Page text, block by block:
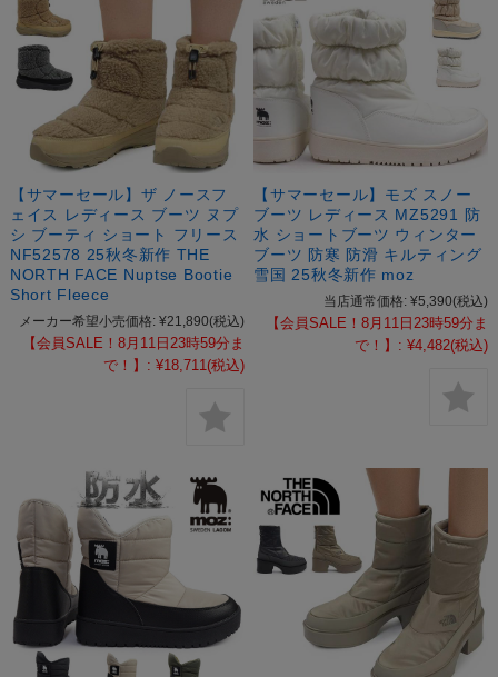
【サマーセール】ザ ノースフ
ェイス レディース ブーツ ヌプ
シ ブーティ ショート フリース
NF52578 25秋冬新作 THE
NORTH FACE Nuptse Bootie
Short Fleece
メーカー希望小売価格: ¥21,890(税込)
【会員SALE！8月11日23時59分ま
で！】: ¥18,711 (税込)
【サマーセール】モズ スノー
ブーツ レディース MZ5291 防
水 ショートブーツ ウィンター
ブーツ 防寒 防滑 キルティング
雪国 25秋冬新作 moz
当店通常価格: ¥5,390(税込)
【会員SALE！8月11日23時59分ま
で！】: ¥4,482(税込)